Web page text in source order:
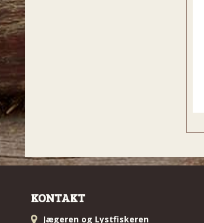
KONTAKT
Jægeren og Lystfiskeren